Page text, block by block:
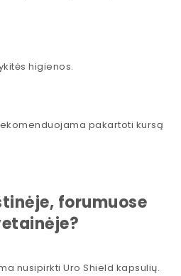
higienos.
pakartoti kursą
forumuose
nusipirkti Uro Shield kapsulių.